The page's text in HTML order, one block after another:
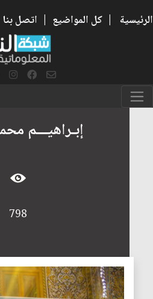
الرئيسية | كل المواضيع | اتصل بنا
إبـراهيـــم
798